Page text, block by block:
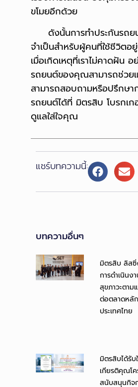
ขโมยอีกด้วย
ดังนั้นการทำประกันรถย
จำเป็นสำหรับผู้คนที่ใช้ชีวิตอ
เมื่อเกิดเหตุที่เราไม่คาดฝัน
รถยนต์ของคุณสามารถช่วยแ
สามารถสอบถามหรือปรึกษา
รถยนต์ได้ที่ มิตรสิบ โบรกเก
ดูแลใส่ใจคุณ
แชร์บทความนี้:
บทความอื่นๆ
มิตรสิบ ลิสซิ่
การดำเนินง
สุขภาวะตาม
ต่อตลาดหลั
ประเทศไทย
มิตรสิบได้รับ
เกียรติคุณโค
สนับสนุนกิจ